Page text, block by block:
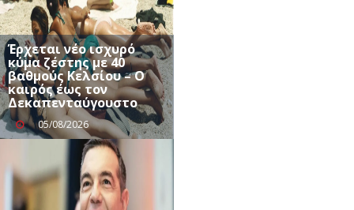
Έρχεται νέο ισχυρό
κύμα ζέστης με 40
βαθμούς Κελσίου – Ο
καιρός έως τον
Δεκαπενταύγουστο
05/08/2026